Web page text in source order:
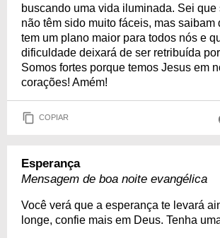
buscando uma vida iluminada. Sei
não têm sido muito fáceis, mas saibam
tem um plano maior para todos nós e
dificuldade deixará de ser retribuída
Somos fortes porque temos Jesus em
corações! Amém!
COPIAR
Esperança
Mensagem de boa noite evangélica
Você verá que a esperança te levará
longe, confie mais em Deus. Tenha